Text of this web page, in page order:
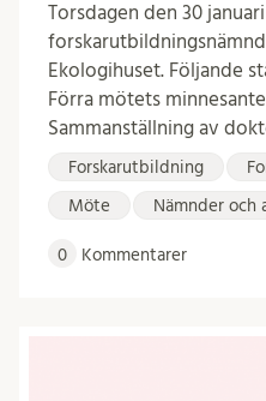
Torsdagen den 30 januari
Ekologihuset. Följande
Förra mötets
Sammanställning av
Forskarutbildning
Möte Nämnder och
0 Kommentarer